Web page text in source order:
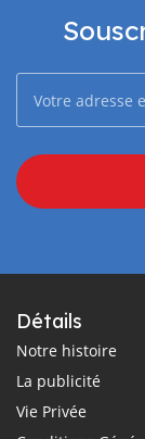
Détails
Notre histoire
La publicité
Vie Privée